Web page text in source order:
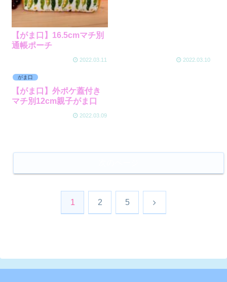
【がま口】16.5cmマチ別
通帳ポーチ
2022.03.11 2022.03.10
がま口
【がま口】外ポケ蓋付き
マチ別12cm親子がま口
2022.03.09
1 2 5 次